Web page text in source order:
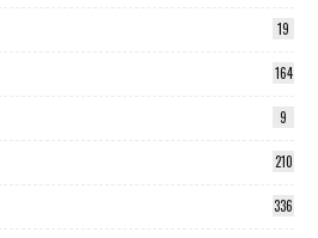
19
164
9
210
336